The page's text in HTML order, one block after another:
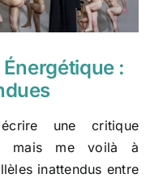
Énergétique :
une critique
mais me voilà à
inattendus entre